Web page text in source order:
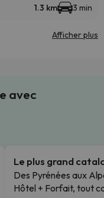
1.3 km 3 min
Afficher plus
avec
Le plus grand
Des Pyrénées aux
Hôtel + Forfait, tout